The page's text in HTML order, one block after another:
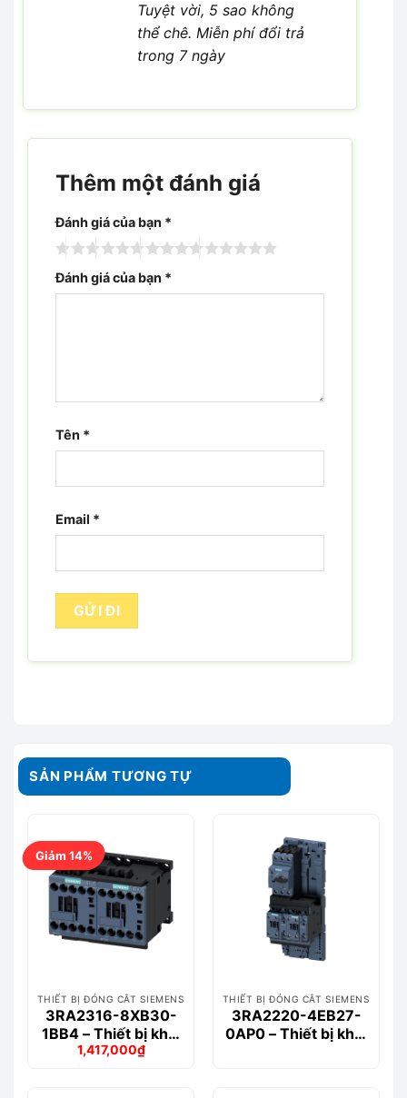
Tuyệt vời, 5 sao không
thể chê. Miễn phí đổi trả
trong 7 ngày
Thêm một đánh giá
Đánh giá của bạn *
Đánh giá của bạn *
Tên *
Email *
SẢN PHẨM TƯƠNG TỰ
Giảm 14%
THIẾT BỊ ĐÓNG CẮT SIEMENS
3RA2316-8XB30-
1BB4 – Thiết bị khởi
động động cơ
Giá
1,417,000₫
Giá
THIẾT BỊ ĐÓNG CẮT SIEMENS
3RA2220-4EB27-
0AP0 – Thiết bị khởi